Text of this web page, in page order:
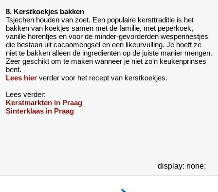
8. Kerstkoekjes bakken
Tsjechen houden van zoet. Een populaire kersttraditie is het
bakken van koekjes samen met de familie, met peperkoek,
vanille horentjes en voor de minder-gevorderden wespennestjes
die bestaan uit cacaomengsel en een likeurvulling. Je hoeft ze
niet te bakken alleen de ingredienten op de juiste manier mengen.
Zeer geschikt om te maken wanneer je niet zo'n keukenprinses
bent.
Lees hier verder voor het recept van kerstkoekjes.
Lees verder:
Kerstmarkten in Praag
Sinterklaas in Praag
display: none;